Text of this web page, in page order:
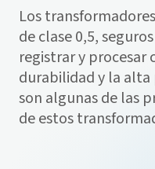
Los
de clase 0,5,
registrar y procesar
durabilidad y la alta
son algunas de las
de estos